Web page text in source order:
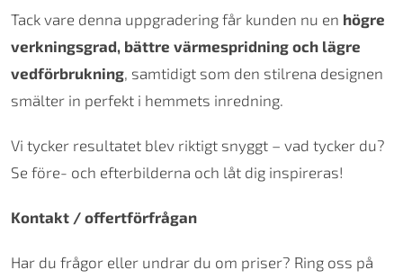
Tack vare denna uppgradering får kunden nu en högre
verkningsgrad, bättre värmespridning och lägre
vedförbrukning, samtidigt som den stilrena designen
smälter in perfekt i hemmets inredning.
Vi tycker resultatet blev riktigt snyggt – vad tycker du?
Se före- och efterbilderna och låt dig inspireras!
Kontakt / offertförfrågan
Har du frågor eller undrar du om priser? Ring oss på